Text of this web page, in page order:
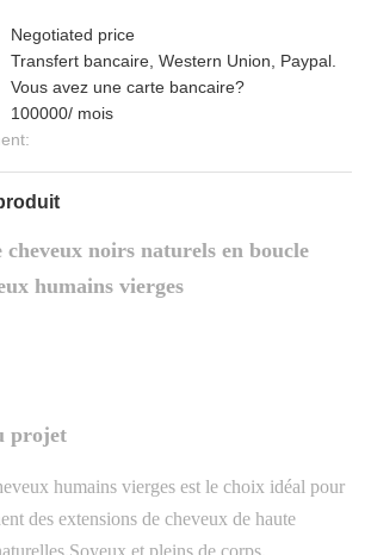
Negotiated price
Transfert bancaire, Western Union, Paypal.
Vous avez une carte bancaire?
100000/ mois
cheveux noirs naturels en boucle
humains vierges
projet
humains vierges est le choix idéal pour
des extensions de cheveux de haute
et pleins de corps.